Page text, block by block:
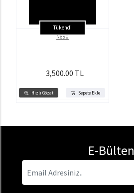
Tükendi
Hızlı Gözat Sepete Ekle
N690
3,500.00 TL
E-Bülten